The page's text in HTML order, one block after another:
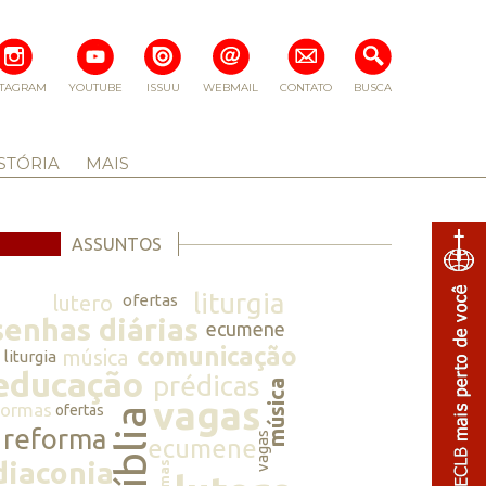
BUSCA
CONTATO
WEBMAIL
ISSUU
YOUTUBE
MAIS
ASSUNTOS
lutero ofertas liturgia
diárias ecumene
liturgia música comunicação
prédicasmúsica
ofertasbíbliavagas
reforma ecumenevagas